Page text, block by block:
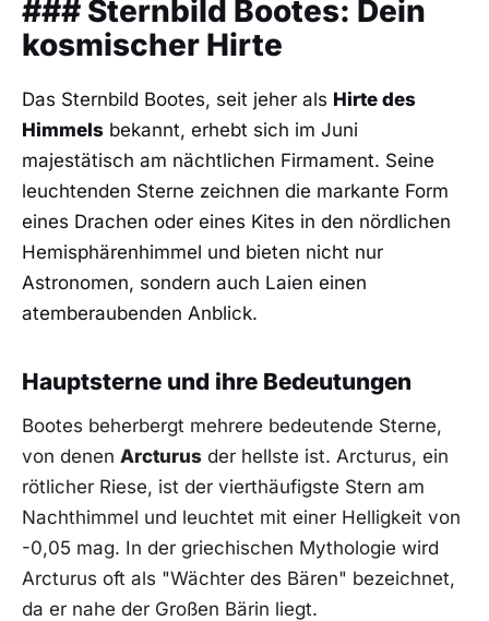
### Sternbild Bootes: Dein
kosmischer‌ Hirte
Das Sternbild ‍Bootes, seit jeher als‍ Hirte ‍des
Himmels bekannt, ‍erhebt⁣ sich‍ im Juni
majestätisch am nächtlichen⁣ Firmament. ⁣Seine
leuchtenden Sterne zeichnen ‍die markante​ Form
⁣eines Drachen​ oder eines Kites in den nördlichen
Hemisphärenhimmel und bieten ⁣nicht nur
Astronomen, sondern auch Laien einen
atemberaubenden​ Anblick.
Hauptsterne und​ ihre Bedeutungen
Bootes beherbergt mehrere bedeutende Sterne,‍
von denen Arcturus der hellste ist. Arcturus, ein
rötlicher Riese,‌ ist der‌ vierthäufigste‌ Stern am
Nachthimmel und leuchtet mit⁢ einer Helligkeit von
-0,05​ mag. ⁤In der ⁤griechischen Mythologie⁢ wird
Arcturus ‌oft ‌als "Wächter des Bären" bezeichnet,
da er nahe der Großen Bärin liegt.